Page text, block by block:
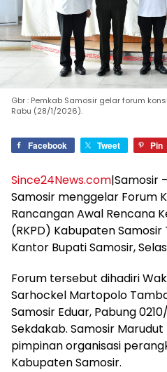
Gbr : Pemkab Samosir gelar forum
Rabu (28/1/2026).
Facebook Tweet Pin
Since24News.com|Samosir
Samosir menggelar Forum
Rancangan Awal Rencana
(RKPD) Kabupaten Samosir
Kantor Bupati Samosir,
Forum tersebut dihadiri
Sarhockel Martopolo
Samosir Eduar, Pabung
Sekdakab. Samosir
pimpinan organisasi
Kabupaten Samosir.